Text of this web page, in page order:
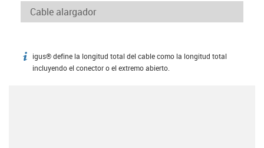
igus-icon-info
igus® define la longitud total del cable como la longitud total
incluyendo el conector o el extremo abierto.